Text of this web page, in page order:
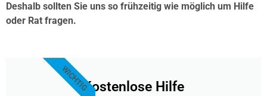
Deshalb sollten Sie uns so frühzeitig wie möglich um Hilfe
oder Rat fragen.
Kostenlose Hilfe
WICHTIG